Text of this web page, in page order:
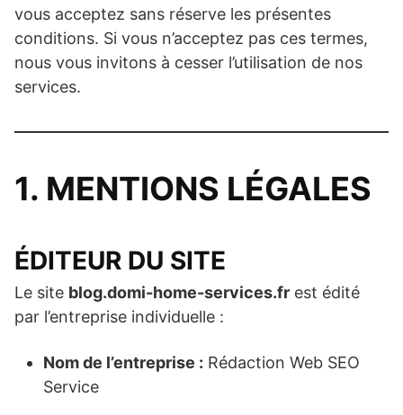
vous acceptez sans réserve les présentes
conditions. Si vous n’acceptez pas ces termes,
nous vous invitons à cesser l’utilisation de nos
services.
1. MENTIONS LÉGALES
ÉDITEUR DU SITE
Le site blog.domi-home-services.fr est édité
par l’entreprise individuelle :
Nom de l’entreprise : Rédaction Web SEO
Service